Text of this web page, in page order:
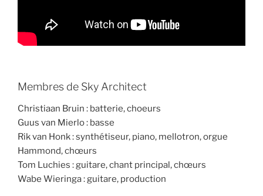
Membres de Sky Architect
Christiaan Bruin : batterie, choeurs
Guus van Mierlo : basse
Rik van Honk : synthétiseur, piano, mellotron, orgue
Hammond, chœurs
Tom Luchies : guitare, chant principal, chœurs
Wabe Wieringa : guitare, production